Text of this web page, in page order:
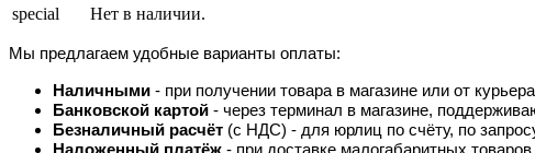
special
Нет в наличии.
Мы предлагаем удобные варианты оплаты:
Наличными - при получении товара в магазине или от
Банковской картой - через терминал в магазине,
Безналичный расчёт (с НДС) - для юрлиц по счёту, по
Наложенный платёж - при доставке малогабаритных